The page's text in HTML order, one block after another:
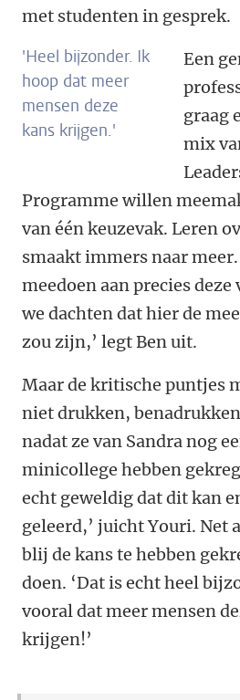
met studenten in gesprek.
'Heel bijzonder. Ik
hoop dat meer
mensen deze
kans krijgen.'
Een
graag
mix
Programme willen
van één keuzevak. Leren
smaakt immers naar
meedoen aan precies
we dachten dat hier de
zou zijn,’ legt Ben uit.
Maar de kritische puntjes
niet drukken,
nadat ze van Sandra nog
minicollege hebben
echt geweldig dat dit kan
geleerd,’ juicht Youri. Net
blij de kans te hebben
doen. ‘Dat is echt heel
vooral dat meer mensen
krijgen!’